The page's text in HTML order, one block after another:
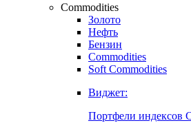
Commodities
Золото
Нефть
Бензин
Commodities
Soft Commodities
Виджет:
Портфели индексов